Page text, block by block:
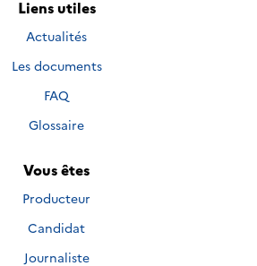
Liens utiles
Actualités
Les documents
FAQ
Glossaire
Vous êtes
Producteur
Candidat
Journaliste